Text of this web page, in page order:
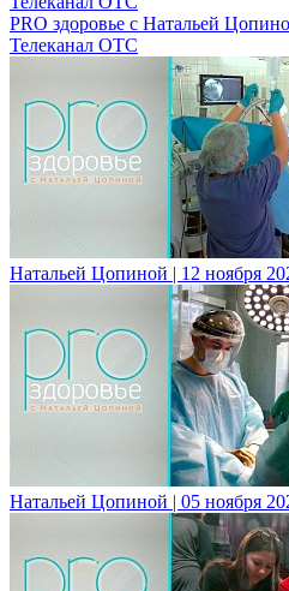
PRO здоровье с Натальей
Телеканал ОТС
Натальей Цопиной | 12 ноября
Натальей Цопиной | 05 ноября